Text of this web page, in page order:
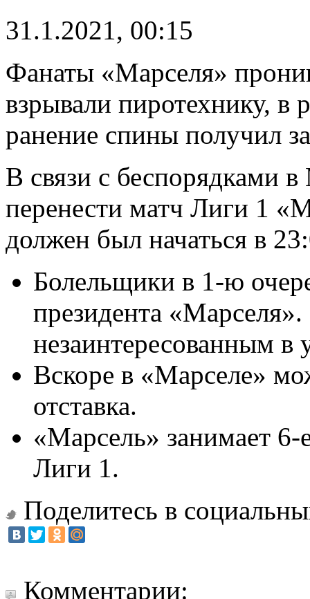
31.1.2021, 00:15
Фанаты «Марселя»
взрывали пиротехнику, в
ранение спины получил
В связи с беспорядками
перенести матч Лиги 1
должен был начаться в
Болельщики в 1-ю
президента
незаинтересованным в
Вскоре в «Марселе»
отставка.
«Марсель» занимает 6-
Лиги 1.
Поделитесь в
Комментарии: